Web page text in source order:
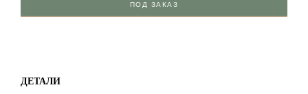
ПОД ЗАКАЗ
ДЕТАЛИ